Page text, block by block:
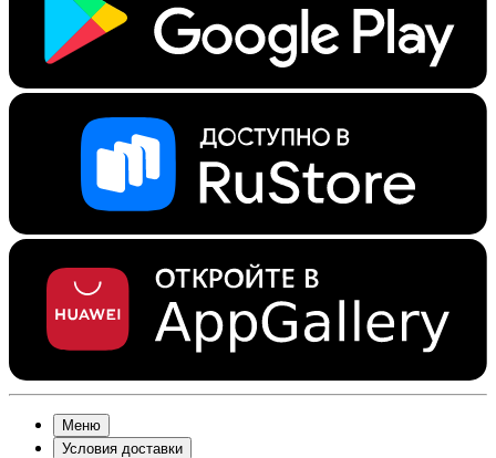
Меню
Условия доставки